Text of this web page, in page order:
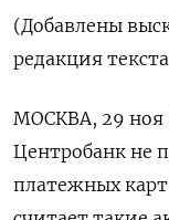
(Добавлены
редакция
МОСКВА, 29 ноя
Центробанк не
платежных